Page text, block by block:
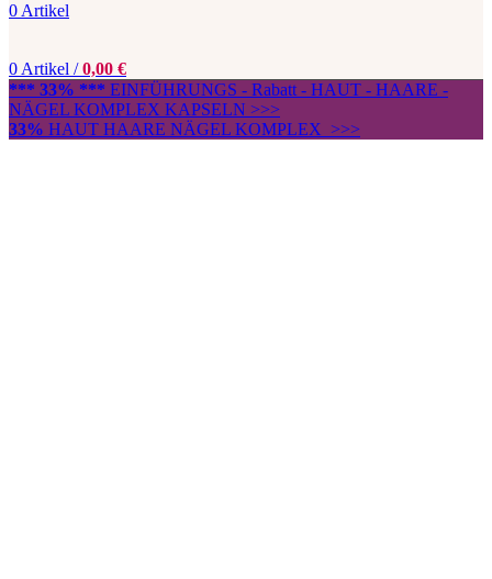
0 Artikel
0 Artikel / 0,00 €
*** 33% *** EINFÜHRUNGS - Rabatt - HAUT - HAARE -
NÄGEL KOMPLEX KAPSELN >>>
33% HAUT HAARE NÄGEL KOMPLEX >>>